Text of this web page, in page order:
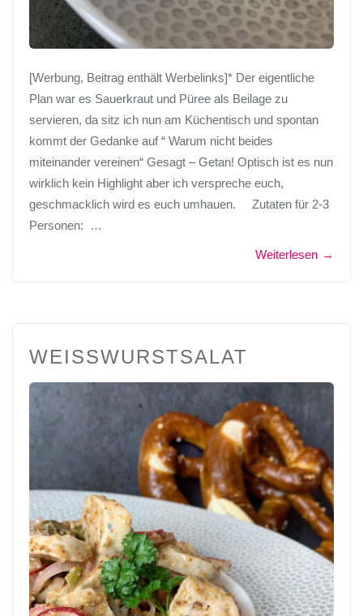
[Werbung, Beitrag enthält Werbelinks]* Der eigentliche
Plan war es Sauerkraut und Püree als Beilage zu
servieren, da sitz ich nun am Küchentisch und spontan
kommt der Gedanke auf “ Warum nicht beides
miteinander vereinen“ Gesagt – Getan! Optisch ist es nun
wirklich kein Highlight aber ich verspreche euch,
geschmacklich wird es euch umhauen. Zutaten für 2-3
Personen: …
Weiterlesen →
WEISSWURSTSALAT